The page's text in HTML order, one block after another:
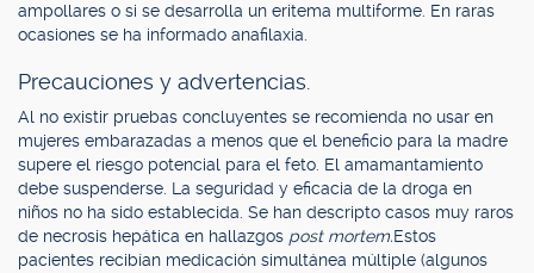
ampollares o si se desarrolla un eritema multiforme. En raras
ocasiones se ha informado anafilaxia.
Precauciones y advertencias.
Al no existir pruebas concluyentes se recomienda no usar en
mujeres embarazadas a menos que el beneficio para la madre
supere el riesgo potencial para el feto. El amamantamiento
debe suspenderse. La seguridad y eficacia de la droga en
niños no ha sido establecida. Se han descripto casos muy raros
de necrosis hepática en hallazgos post mortem.Estos
pacientes recibían medicación simultánea múltiple (algunos